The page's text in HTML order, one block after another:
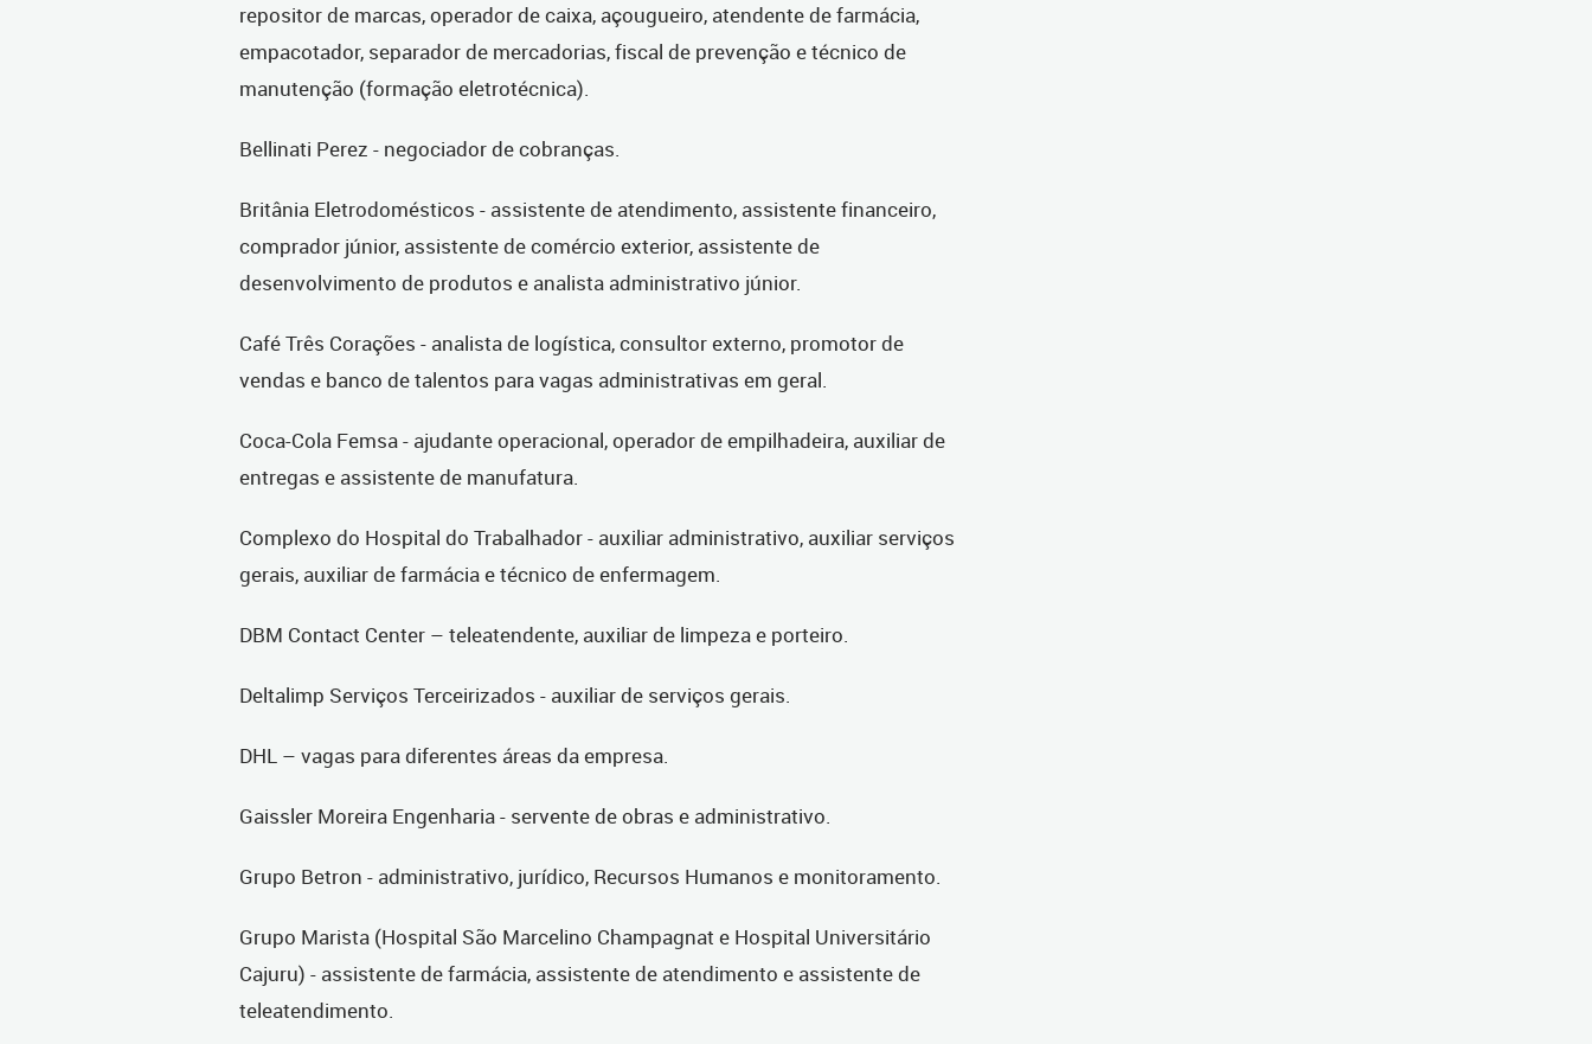
repositor de marcas, operador de caixa, açougueiro, atendente de farmácia,
empacotador, separador de mercadorias, fiscal de prevenção e técnico de
manutenção (formação eletrotécnica).
Bellinati Perez - negociador de cobranças.
Britânia Eletrodomésticos - assistente de atendimento, assistente financeiro,
comprador júnior, assistente de comércio exterior, assistente de
desenvolvimento de produtos e analista administrativo júnior.
Café Três Corações - analista de logística, consultor externo, promotor de
vendas e banco de talentos para vagas administrativas em geral.
Coca-Cola Femsa - ajudante operacional, operador de empilhadeira, auxiliar de
entregas e assistente de manufatura.
Complexo do Hospital do Trabalhador - auxiliar administrativo, auxiliar serviços
gerais, auxiliar de farmácia e técnico de enfermagem.
DBM Contact Center – teleatendente, auxiliar de limpeza e porteiro.
Deltalimp Serviços Terceirizados - auxiliar de serviços gerais.
DHL – vagas para diferentes áreas da empresa.
Gaissler Moreira Engenharia - servente de obras e administrativo.
Grupo Betron - administrativo, jurídico, Recursos Humanos e monitoramento.
Grupo Marista (Hospital São Marcelino Champagnat e Hospital Universitário
Cajuru) - assistente de farmácia, assistente de atendimento e assistente de
teleatendimento.